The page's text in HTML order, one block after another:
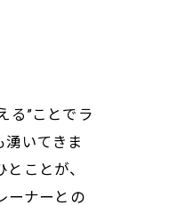
る”ことでラ
いてきま
ことが、
ーナーとの